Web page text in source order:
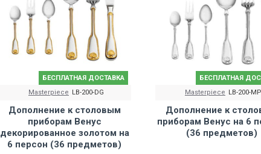
БЕСПЛАТНАЯ ДОСТАВКА
Masterpiece LB-200-DG
Дополнение к столовым
приборам Венус
декорированное золотом на
6 персон (36 предметов)
БЕСПЛАТНАЯ
Masterpiece LB-200-MP
Дополнение к
приборам Венус на 6
(36 предметов)